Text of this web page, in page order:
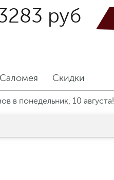
руб
Саломея Скидки
в понедельник, 10 августа!